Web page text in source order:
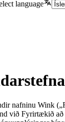
language
nafninu Wink
við Fyrirtækið